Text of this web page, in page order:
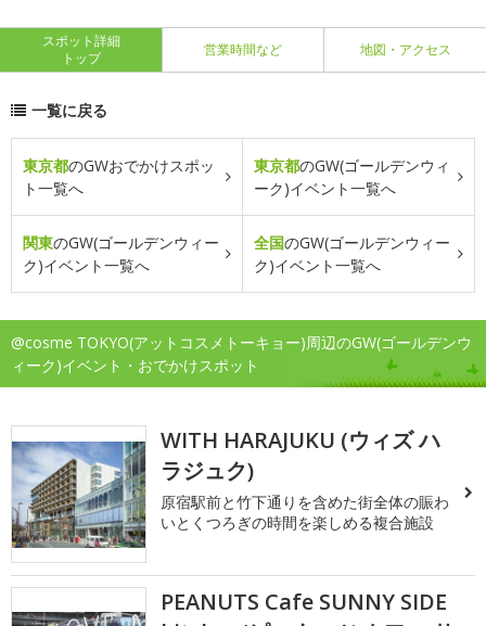
スポット詳細
トップ
営業時間など 地図・アクセス
一覧に戻る
東京都のGWおでかけスポッ
ト一覧へ
東京都のGW(ゴールデンウィ
ーク)イベント一覧へ
関東のGW(ゴールデンウィー
ク)イベント一覧へ
全国のGW(ゴールデンウィー
ク)イベント一覧へ
@cosme TOKYO(アットコスメトーキョー)周辺のGW(ゴールデンウ
ィーク)イベント・おでかけスポット
WITH HARAJUKU (ウィズ ハ
ラジュク)
原宿駅前と竹下通りを含めた街全体の賑わ
いとくつろぎの時間を楽しめる複合施設
PEANUTS Cafe SUNNY SIDE